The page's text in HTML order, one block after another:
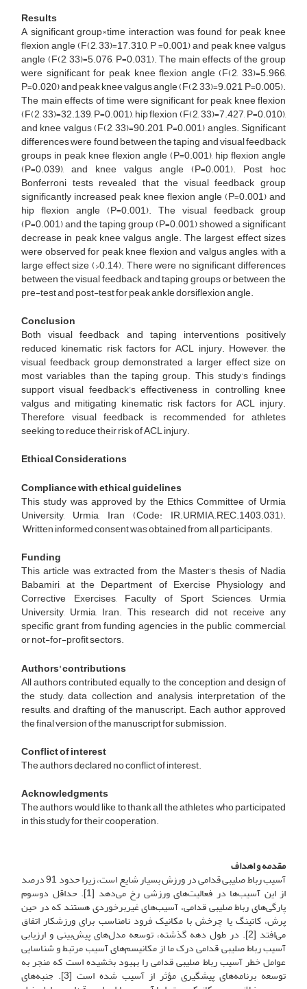
Results
A significant group×time interaction was found for peak knee
flexion angle (F(2, 33)=17.310, P =0.001) and peak knee valgus
angle (F(2, 33)=5.076, P=0.031). The main effects of the group
were significant for peak knee flexion angle (F(2, 33)=5.966,
P=0.020) and peak knee valgus angle (F(2, 33)=9.021, P=0.005).
The main effects of time were significant for peak knee flexion
(F(2, 33)=32.139, P=0.001), hip flexion (F(2, 33)=7.427, P=0.010),
and knee valgus (F(2, 33)=90.201, P=0.001) angles. Significant
differences were found between the taping and visual feedback
groups in peak knee flexion angle (P=0.001), hip flexion angle
(P=0.039), and knee valgus angle (P=0.001). Post hoc
Bonferroni tests revealed that the visual feedback group
significantly increased peak knee flexion angle (P=0.001) and
hip flexion angle (P=0.001). The visual feedback group
(P=0.001) and the taping group (P=0.001) showed a significant
decrease in peak knee valgus angle. The largest effect sizes
were observed for peak knee flexion and valgus angles, with a
large effect size (>0.14). There were no significant differences
between the visual feedback and taping groups or between the
pre-test and post-test for peak ankle dorsiflexion angle.
Conclusion
Both visual feedback and taping interventions positively
reduced kinematic risk factors for ACL injury. However, the
visual feedback group demonstrated a larger effect size on
most variables than the taping group. This study’s findings
support visual feedback’s effectiveness in controlling knee
valgus and mitigating kinematic risk factors for ACL injury.
Therefore, visual feedback is recommended for athletes
seeking to reduce their risk of ACL injury.
Ethical Considerations
Compliance with ethical guidelines
This study was approved by the Ethics Committee of Urmia
University, Urmia, Iran (Code: IR.URMIA.REC.1403.031).
Written informed consent was obtained from all participants.
Funding
This article was extracted from the Master’s thesis of Nadia
Babamiri, at the Department of Exercise Physiology and
Corrective Exercises, Faculty of Sport Sciences, Urmia
University, Urmia, Iran. This research did not receive any
specific grant from funding agencies in the public, commercial,
or not-for-profit sectors.
Authors' contributions
All authors contributed equally to the conception and design of
the study, data collection and analysis, interpretation of the
results, and drafting of the manuscript. Each author approved
the final version of the manuscript for submission.
Conflict of interest
The authors declared no conflict of interest.
Acknowledgments
The authors would like to thank all the athletes who participated
in this study for their cooperation.
مقدمه و اهداف
آسیب رباط صلیبی قدامی در ورزش بسیار شایع است، زیرا حدود 91 درصد
از این آسیب‌ها در فعالیت‌های ورزشی رخ می‌دهد [1]. حداقل دوسوم
پارگی‌های رباط صلیبی قدامی، آسیب‌های غیربرخوردی هستند که در حین
پرش، کاتینگ یا چرخش با مکانیک فرود نامناسب برای ورزشکار اتفاق
می‌افتد [2]. در طول دهه گذشته، توسعه مدل‌های پیش‌بینی و ارزیابی
آسیب رباط صلیبی قدامی درک ما از مکانیسم‌های آسیب مرتبط و شناسایی
عوامل خطر آسیب رباط صلیبی قدامی را بهبود بخشیده است که منجر به
توسعه برنامه‌های پیشگیری مؤثر از آسیب شده است [3]. جنبه‌های